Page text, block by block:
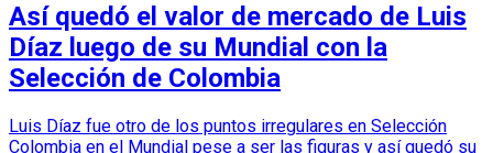
Así quedó el valor de mercado de Luis
Díaz luego de su Mundial con la
Selección de Colombia
Luis Díaz fue otro de los puntos irregulares en Selección
Colombia en el Mundial pese a ser las figuras y así quedó su